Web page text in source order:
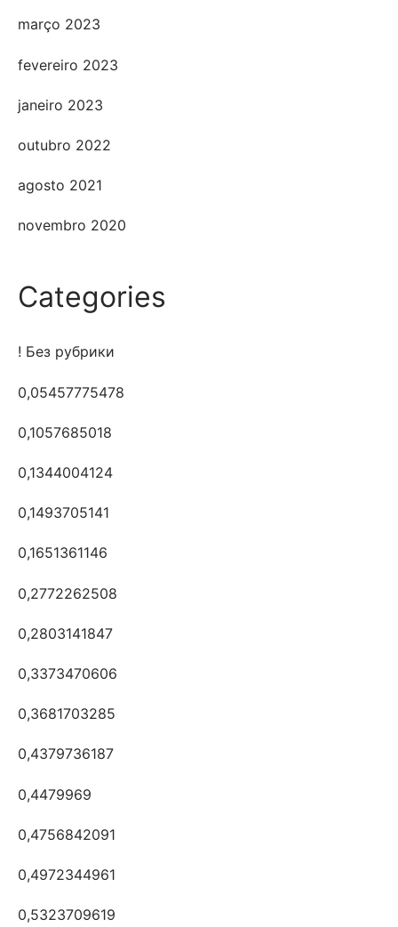
março 2023
fevereiro 2023
janeiro 2023
outubro 2022
agosto 2021
novembro 2020
Categories
! Без рубрики
0,05457775478
0,1057685018
0,1344004124
0,1493705141
0,1651361146
0,2772262508
0,2803141847
0,3373470606
0,3681703285
0,4379736187
0,4479969
0,4756842091
0,4972344961
0,5323709619